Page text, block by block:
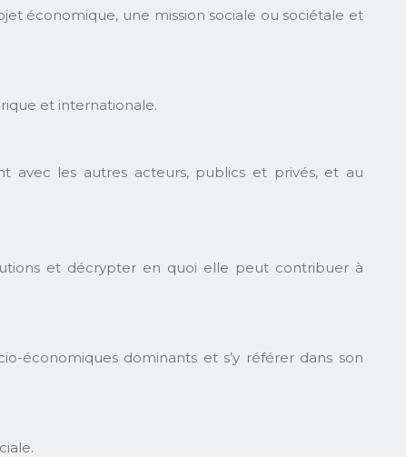
économique, une mission sociale ou sociétale et
et internationale.
avec les autres acteurs, publics et privés, et au
et décrypter en quoi elle peut contribuer à
économiques dominants et s’y référer dans son